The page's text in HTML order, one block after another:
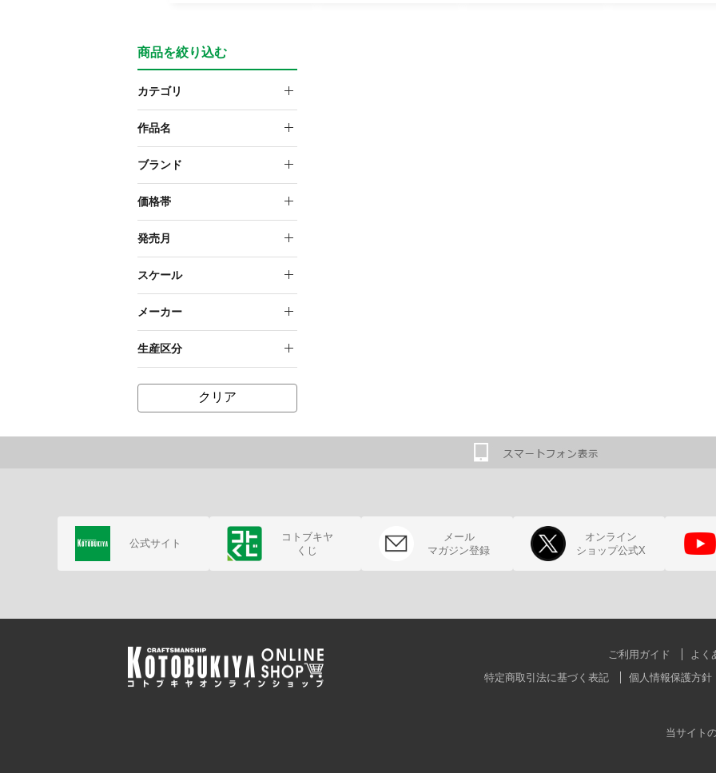
商品を絞り込む
カテゴリ
サポートユニット(M.S.G)
作品名
M.S.G
ブランド
M.S.G ギミックユニット
価格帯
1,000円～1,999円
発売月
2015年11月
2021年8月
2021年10月
スケール
NON
メーカー
壽屋
生産区分
再生産
クリア
公式サイト
コトブキヤ
くじ
メール
マガジン登録
オンライン
ショップ公式X
ご利用ガイド
よく
特定商取引法に基づく表記
個人情報保護方針
当サイト